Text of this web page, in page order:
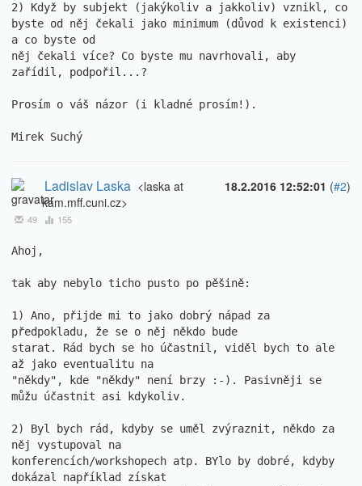
2) Když by subjekt (jakýkoliv a jakkoliv) vznikl, co
byste od něj čekali jako minimum (důvod k existenci)
a co byste od
něj čekali více? Co byste mu navrhovali, aby
zařídil, podpořil...?
Prosím o váš názor (i kladné prosím!).
Mirek Suchý
18.2.2016 12:52:01 (#2)
Ladislav Laska <laska at
kam.mff.cuni.cz>
49 155
Ahoj,
tak aby nebylo ticho pusto po pěšině:
1) Ano, přijde mi to jako dobrý nápad za
předpokladu, že se o něj někdo bude
starat. Rád bych se ho účastnil, viděl bych to ale
až jako eventualitu na
"někdy", kde "někdy" není brzy :-). Pasivněji se
můžu účastnit asi kdykoliv.
2) Byl bych rád, kdyby se uměl zvýraznit, někdo za
něj vystupoval na
konferencích/workshopech atp. BYlo by dobré, kdyby
dokázal například získat